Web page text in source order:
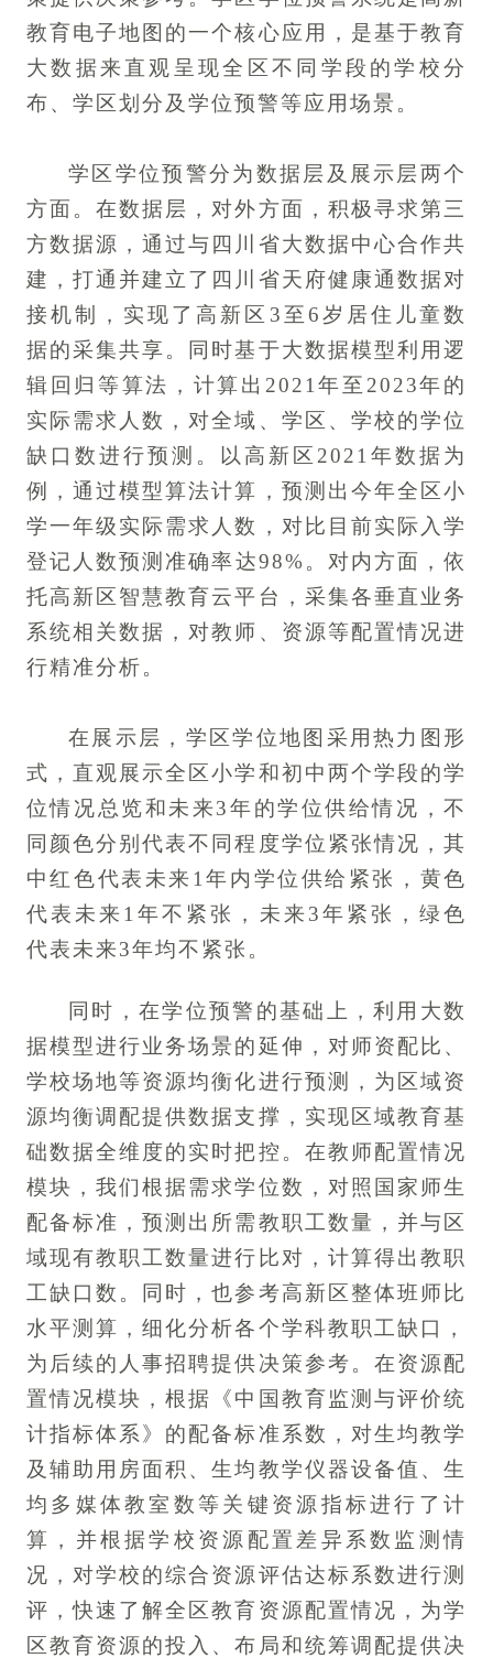
教育电子地图的一个核心应用，是基于教育
大数据来直观呈现全区不同学段的学校分
布、学区划分及学位预警等应用场景。
学区学位预警分为数据层及展示层两个
方面。在数据层，对外方面，积极寻求第三
方数据源，通过与四川省大数据中心合作共
建，打通并建立了四川省天府健康通数据对
接机制，实现了高新区3至6岁居住儿童数
据的采集共享。同时基于大数据模型利用逻
辑回归等算法，计算出2021年至2023年的
实际需求人数，对全域、学区、学校的学位
缺口数进行预测。以高新区2021年数据为
例，通过模型算法计算，预测出今年全区小
学一年级实际需求人数，对比目前实际入学
登记人数预测准确率达98%。对内方面，依
托高新区智慧教育云平台，采集各垂直业务
系统相关数据，对教师、资源等配置情况进
行精准分析。
在展示层，学区学位地图采用热力图形
式，直观展示全区小学和初中两个学段的学
位情况总览和未来3年的学位供给情况，不
同颜色分别代表不同程度学位紧张情况，其
中红色代表未来1年内学位供给紧张，黄色
代表未来1年不紧张，未来3年紧张，绿色
代表未来3年均不紧张。
同时，在学位预警的基础上，利用大数
据模型进行业务场景的延伸，对师资配比、
学校场地等资源均衡化进行预测，为区域资
源均衡调配提供数据支撑，实现区域教育基
础数据全维度的实时把控。在教师配置情况
模块，我们根据需求学位数，对照国家师生
配备标准，预测出所需教职工数量，并与区
域现有教职工数量进行比对，计算得出教职
工缺口数。同时，也参考高新区整体班师比
水平测算，细化分析各个学科教职工缺口，
为后续的人事招聘提供决策参考。在资源配
置情况模块，根据《中国教育监测与评价统
计指标体系》的配备标准系数，对生均教学
及辅助用房面积、生均教学仪器设备值、生
均多媒体教室数等关键资源指标进行了计
算，并根据学校资源配置差异系数监测情
况，对学校的综合资源评估达标系数进行测
评，快速了解全区教育资源配置情况，为学
区教育资源的投入、布局和统筹调配提供决